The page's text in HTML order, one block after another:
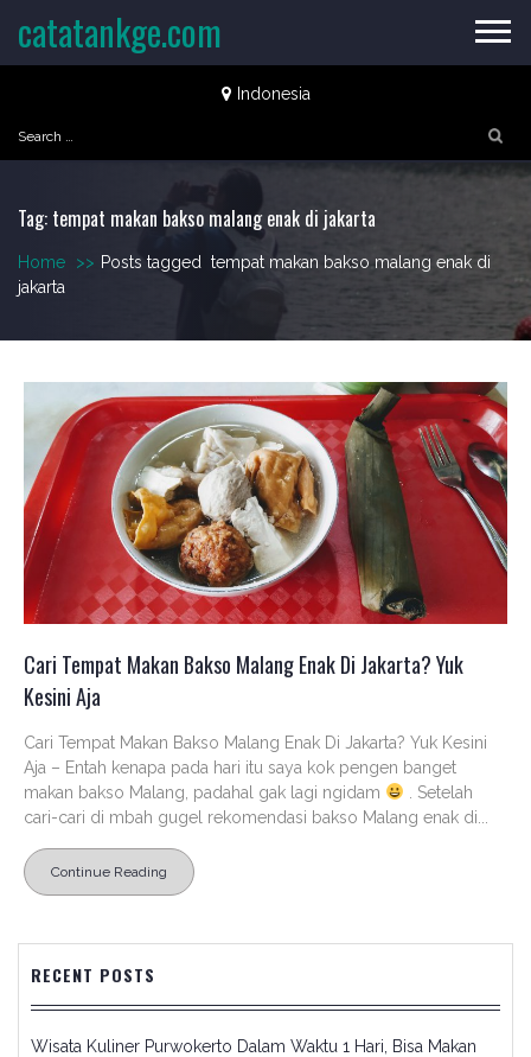
Indonesia
Search
for:
catatankge.com
Tag: tempat makan bakso malang enak di jakarta
Home >> Posts tagged tempat makan bakso malang enak di
jakarta
Cari Tempat Makan Bakso Malang Enak Di Jakarta? Yuk
Kesini Aja
Cari Tempat Makan Bakso Malang Enak Di Jakarta? Yuk Kesini
Aja – Entah kenapa pada hari itu saya kok pengen banget
makan bakso Malang, padahal gak lagi ngidam
. Setelah
cari-cari di mbah gugel rekomendasi bakso Malang enak di...
Continue Reading
RECENT POSTS
Wisata Kuliner Purwokerto Dalam Waktu 1 Hari, Bisa Makan